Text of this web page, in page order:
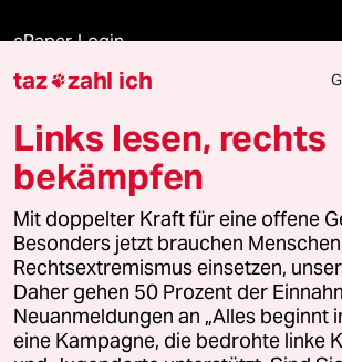
ePaper Login
Downloads für Abonnierende
© 2026 taz Verlags und Vertriebs GmbH
Alle Rechte vorbehalten. Bei rechtlichen Fragen
wenden Sie sich bitte an
lizenzen@taz.de
Feedback Redaktionsstatut
Leitlinie Informant Datenschutz
taz zahl ich
Links lesen, rechts
bekämpfen
Mit doppelter Kraft für eine offene
Besonders jetzt brauchen
Rechtsextremismus einsetzen,
Daher gehen 50 Prozent der
Neuanmeldungen an „Alles beginnt
eine Kampagne, die bedrohte linke